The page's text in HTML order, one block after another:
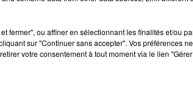
fermer", ou affiner en sélectionnant les finalités et/ou
sur "Continuer sans accepter". Vos préférences
votre consentement à tout moment via le lien